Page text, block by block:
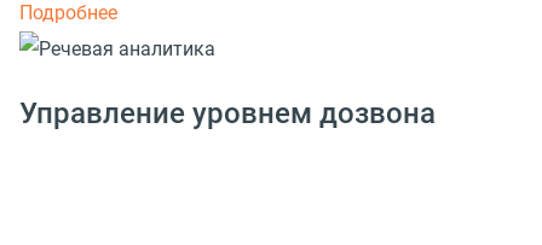
Подробнее
Управление уровнем дозвона